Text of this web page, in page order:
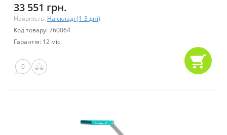
33 551 грн.
Наявність: На складі (1-3 дні)
Код товару: 760064
Гарантія: 12 міс.
0